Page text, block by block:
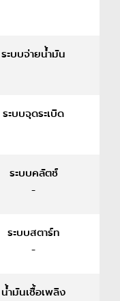
ระบบจ่ายน้ำมัน
ระบบจุดระเบิด
ระบบคลัตช์
-
ระบบสตาร์ท
-
น้ำมันเชื้อเพลิง